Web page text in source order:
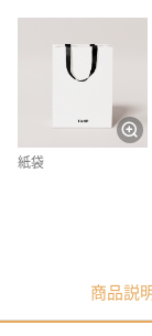
紙袋
商品説